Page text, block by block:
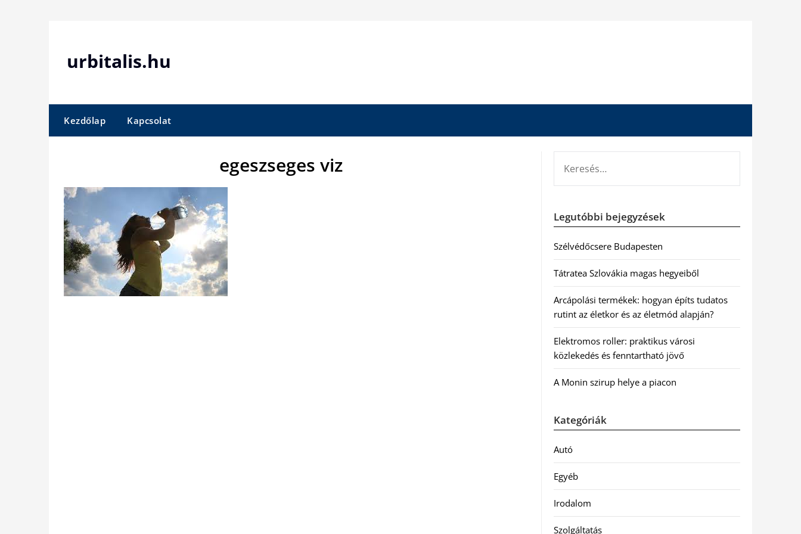
urbitalis.hu
Kezdőlap Kapcsolat
egeszseges viz
Legutóbbi bejegyzések
Szélvédőcsere Budapesten
Tátratea Szlovákia magas hegyeiből
Arcápolási termékek: hogyan építs tudatos
rutint az életkor és az életmód alapján?
Elektromos roller: praktikus városi
közlekedés és fenntartható jövő
A Monin szirup helye a piacon
Kategóriák
Autó
Egyéb
Irodalom
Szolgáltatás